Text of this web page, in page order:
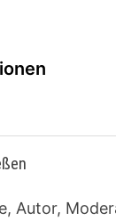
Autor,